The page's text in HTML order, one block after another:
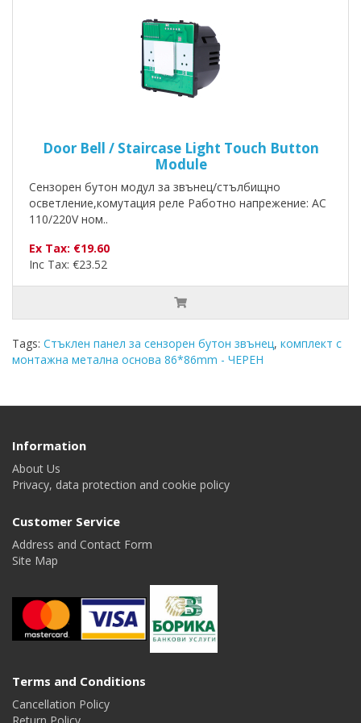
Door Bell / Staircase Light Touch Button
Module
Сензорен бутон модул за звънец/стълбищно
осветление,комутация реле Работно напрежение: AC
110/220V ном..
Ex Tax: €19.60
Inc Tax: €23.52
Tags: Стъклен панел за сензорен бутон звънец, комплект с
монтажна метална основа 86*86mm - ЧЕРЕН
Information
About Us
Privacy, data protection and cookie policy
Customer Service
Address and Contact Form
Site Map
Terms and Conditions
Cancellation Policy